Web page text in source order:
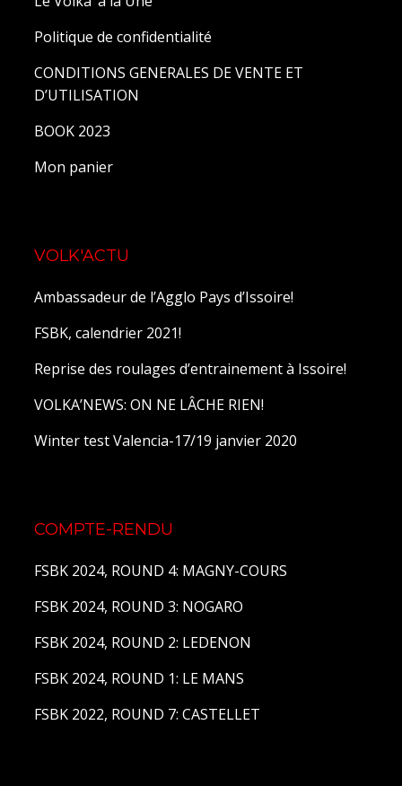
Politique de confidentialité
CONDITIONS GENERALES DE VENTE ET
D’UTILISATION
BOOK 2023
Mon panier
VOLK'ACTU
Ambassadeur de l’Agglo Pays d’Issoire!
FSBK, calendrier 2021!
Reprise des roulages d’entrainement à Issoire!
VOLKA’NEWS: ON NE LÂCHE RIEN!
Winter test Valencia-17/19 janvier 2020
COMPTE-RENDU
FSBK 2024, ROUND 4: MAGNY-COURS
FSBK 2024, ROUND 3: NOGARO
FSBK 2024, ROUND 2: LEDENON
FSBK 2024, ROUND 1: LE MANS
FSBK 2022, ROUND 7: CASTELLET